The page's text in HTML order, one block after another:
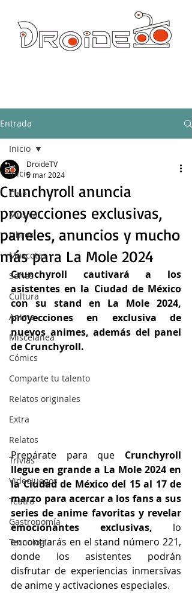
Entrada
Inicio
Cine
Música
Libros
Mascotas
Series
Cultura
Anime
Miscelánea
Cómics
Comparte tu talento
Relatos originales
Extra
Relatos
Trivias
Videojuegos
Teatro
Gastronomía
Tecnología
Inicio
Crunchyroll anuncia
proyecciones exclusivas,
paneles, anuncios y mucho
más para La Mole 2024
DroideTV
5 mar 2024
Crunchyroll cautivará a los
asistentes en la Ciudad de México
con su stand en La Mole 2024,
proyecciones en exclusiva de
nuevos animes, además del panel
de Crunchyroll.
Prepárate para que Crunchyroll
llegue en grande a La Mole 2024 en
la Ciudad de México del 15 al 17 de
marzo para acercar a los fans a sus
series de anime favoritas y revelar
emocionantes exclusivas, lo
encontrarás en el stand número 221,
donde los asistentes podrán
disfrutar de experiencias inmersivas
de anime y activaciones especiales.